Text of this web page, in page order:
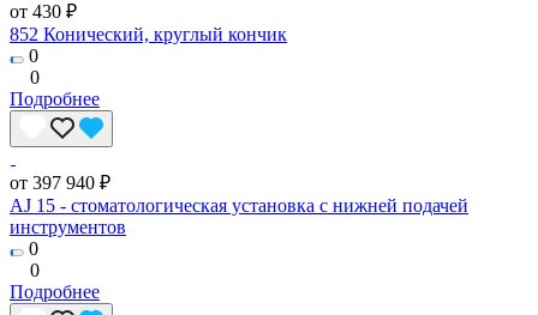
от 430 ₽
852 Конический, круглый кончик
0
0
Подробнее
от 397 940 ₽
AJ 15 - стоматологическая установка с нижней подачей
инструментов
0
0
Подробнее